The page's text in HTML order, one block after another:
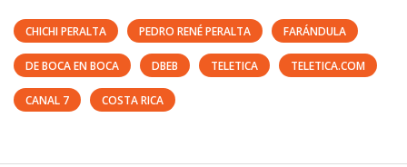
CHICHI PERALTA PEDRO RENÉ PERALTA FARÁNDULA
DE BOCA EN BOCA DBEB TELETICA TELETICA.COM
CANAL 7 COSTA RICA